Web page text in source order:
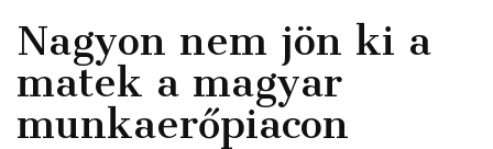
Nagyon nem jön ki a
matek a magyar
munkaerőpiacon